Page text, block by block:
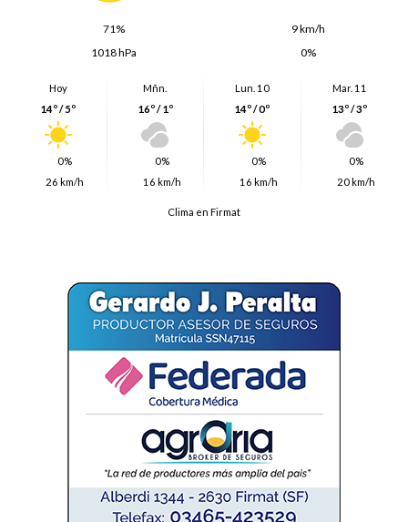
71%
9 km/h
1018 hPa
0%
Hoy
14º / 5º
0%
26 km/h
Mñn.
16º / 1º
0%
16 km/h
Lun. 10
14º / 0º
0%
16 km/h
Mar. 11
13º / 3º
0%
20 km/h
Clima en Firmat